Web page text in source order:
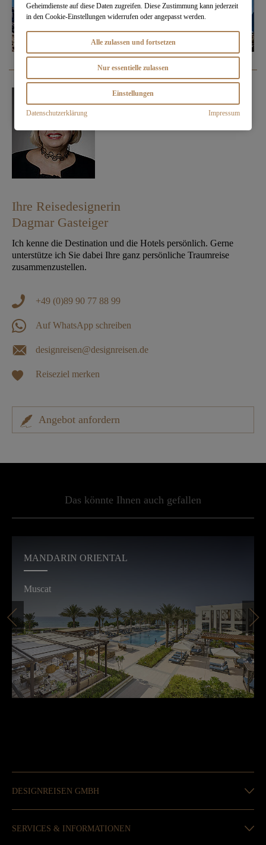
Ihre Reisedesignerin
Dagmar Gasteiger
Ich kenne die Destination und die Hotels persönlich. Gerne
unterstütze ich Sie dabei Ihre ganz persönliche Traumreise
zusammenzustellen.
+49 (0)89 90 77 88 99
Auf WhatsApp schreiben
designreisen@designreisen.de
Reiseziel merken
Angebot anfordern
Das könnte Ihnen auch gefallen
MANDARIN ORIENTAL
Muscat
DESIGNREISEN GMBH
SERVICES & INFORMATIONEN
Geheimdienste auf diese Daten zugreifen. Diese Zustimmung kann jederzeit
in den Cookie-Einstellungen widerrufen oder angepasst werden.
Alle zulassen und fortsetzen
Nur essentielle zulassen
Einstellungen
Datenschutzerklärung Impressum